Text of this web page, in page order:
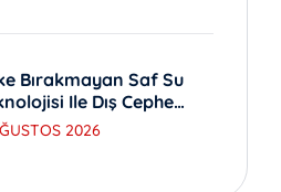
Bırakmayan Saf Su
Ile Dış Cephe
2026